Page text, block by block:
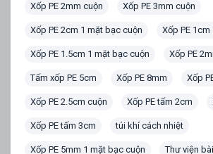
Xốp PE 2mm cuộn Xốp PE 3mm cuộn
Xốp PE 2cm 1 mặt bạc cuộn Xốp PE
Xốp PE 1.5cm 1 mặt bạc cuộn Xốp PE
Tấm xốp PE 5cm Xốp PE 8mm Xốp
Xốp PE 2.5cm cuộn Xốp PE tấm 2cm
Xốp PE tấm 3cm túi khí cách nhiệt
Xốp PE 5mm 1 mặt bạc cuộn Thư viện